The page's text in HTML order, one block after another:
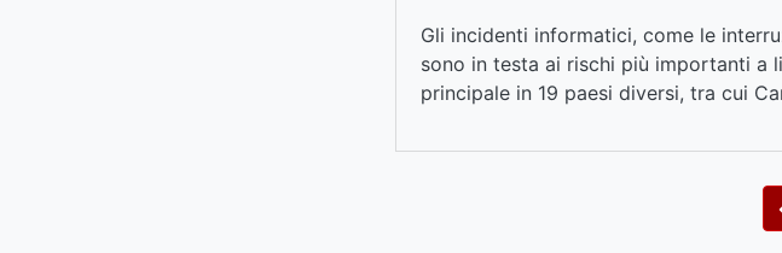
Gli incidenti informatici, come le
sono in testa ai rischi più importanti a
principale in 19 paesi diversi, tra cui